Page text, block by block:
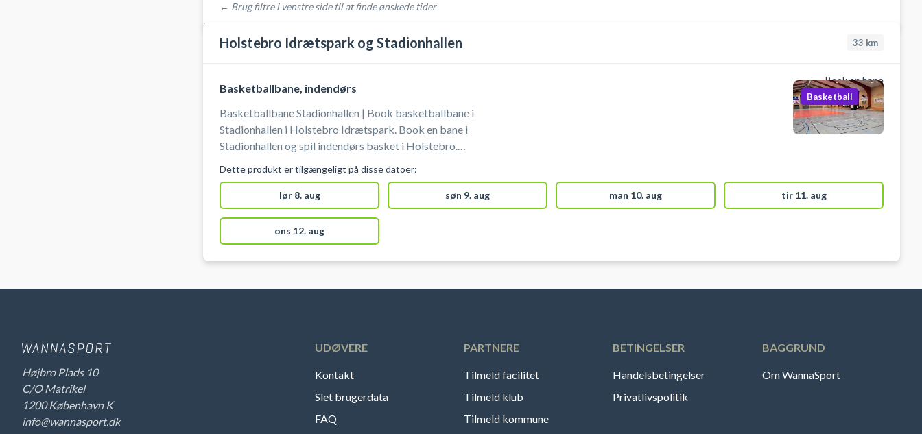
← Brug filtre i venstre side til at finde ønskede tider
STEDER MED LEDIGE AKTIVITETER
Holstebro Idrætspark og Stadionhallen 33 km
Book en bane
Basketballbane, indendørs
Basketballbane Stadionhallen | Book basketballbane i
Stadionhallen i Holstebro Idrætspark. Book en bane i
Stadionhallen og spil indendørs basket i Holstebro.
Stadionhallen også på booking en række andre aktiviteter
bl.a. indendørs fodbold, badminton-, volley- og
pickleballbaner i samme lokaler.
Basketball
Dette produkt er tilgængeligt på disse datoer:
lør 8. aug søn 9. aug man 10. aug tir 11. aug
ons 12. aug
Højbro Plads 10
C/O Matrikel
1200 København K
info@wannasport.dk
UDØVERE
Kontakt
Slet brugerdata
FAQ
PARTNERE
Tilmeld facilitet
Tilmeld klub
Tilmeld kommune
BETINGELSER
Handelsbetingelser
Privatlivspolitik
BAGGRUND
Om WannaSport